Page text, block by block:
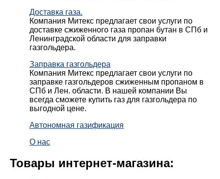
Доставка газа.
Компания Митекс предлагает свои услуги по
доставке сжиженного газа пропан бутан в СПб и
Ленинградской области для заправки
газгольдера.
Заправка газгольдера
Компания Митекс предлагает свои услуги по
заправке газгольдеров сжиженным пропаном в
СПб и Лен. области. В нашей компании Вы
всегда сможете купить газ для газгольдера по
выгодной цене.
Автономная газификация
О нас
Товары интернет-магазина: